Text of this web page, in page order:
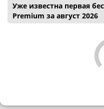
Уже известна первая
Premium за август 2026